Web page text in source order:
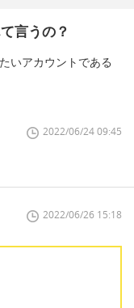
言うの？
いアカウントである
2022/06/24 09:45
2022/06/26 15:18